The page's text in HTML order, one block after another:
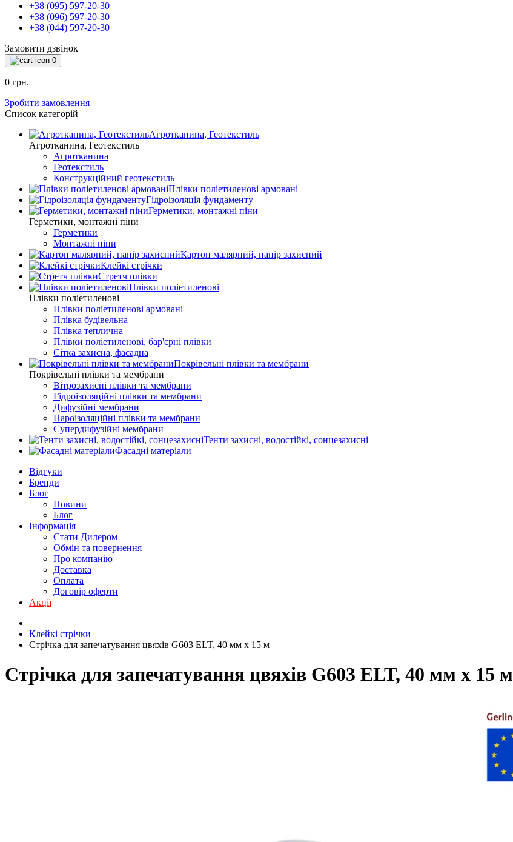
+38 (095) 597-20-30
+38 (096) 597-20-30
+38 (044) 597-20-30
Замовити дзвінок
0
0 грн.
Зробити замовлення
Список категорій
Агротканина, Геотекстиль
Агротканина, Геотекстиль
Агротканина
Геотекстиль
Конструкційний геотекстиль
Плівки поліетиленові армовані
Гідроізоляція фундаменту
Герметики, монтажні піни
Герметики, монтажні піни
Герметики
Монтажні піни
Картон малярний, папір захисний
Клейкі стрічки
Стретч плівки
Плівки поліетиленові
Плівки поліетиленові
Плівки поліетиленові армовані
Плівка будівельна
Плівка теплична
Плівки поліетиленові, бар'єрні плівки
Сітка захисна, фасадна
Покрівельні плівки та мембрани
Покрівельні плівки та мембрани
Вітрозахисні плівки та мембрани
Гідроізоляційні плівки та мембрани
Дифузійні мембрани
Пароізоляційні плівки та мембрани
Супердифузійні мембрани
Тенти захисні, водостійкі, сонцезахисні
Фасадні матеріали
Відгуки
Бренди
Блог
Новини
Блог
Інформація
Стати Дилером
Обмін та повернення
Про компанію
Доставка
Оплата
Договір оферти
Акції
Клейкі стрічки
Стрічка для запечатування цвяхів G603 ELT, 40 мм х 15 м
Стрічка для запечатування цвяхів G603 ELT, 40 мм х 15 м